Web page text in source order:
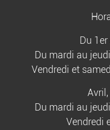
Du
Du mardi au
Vendredi et
Du mardi au
Vendredi